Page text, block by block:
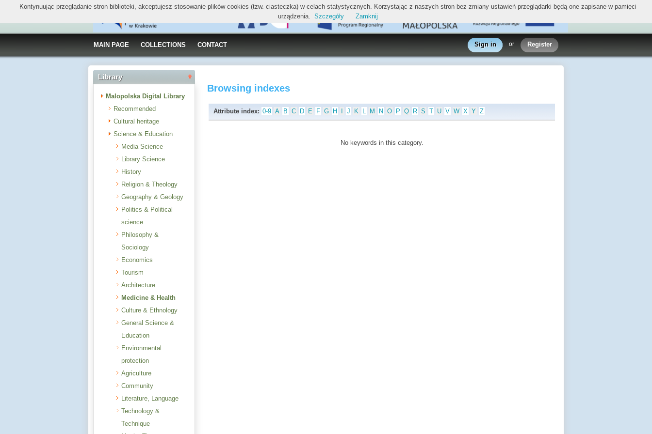
MAIN PAGE COLLECTIONS CONTACT Sign in or Register
Library
Malopolska Digital Library
Recommended
Cultural heritage
Science & Education
Media Science
Library Science
History
Religion & Theology
Geography & Geology
Politics & Political
science
Philosophy &
Sociology
Economics
Tourism
Architecture
Medicine & Health
Culture & Ethnology
General Science &
Education
Environmental
protection
Agriculture
Community
Literature, Language
Technology &
Technique
Browsing indexes
Attribute index: 0-9 A B C D E F G H J K L M N O P Q R S T U V W X Y Z
No keywords in this category.
Kontynuując przeglądanie stron biblioteki, akceptujesz stosowanie plików cookies (tzw. ciasteczka) w celach statystycznych. Korzystając z naszych stron bez zmiany ustawień przeglądarki będą one zapisane w pamięci
urządzenia. Szczegóły Zamknij